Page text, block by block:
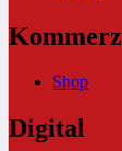
Kommerz
Shop
Digital